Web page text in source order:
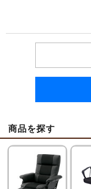
商品を探す